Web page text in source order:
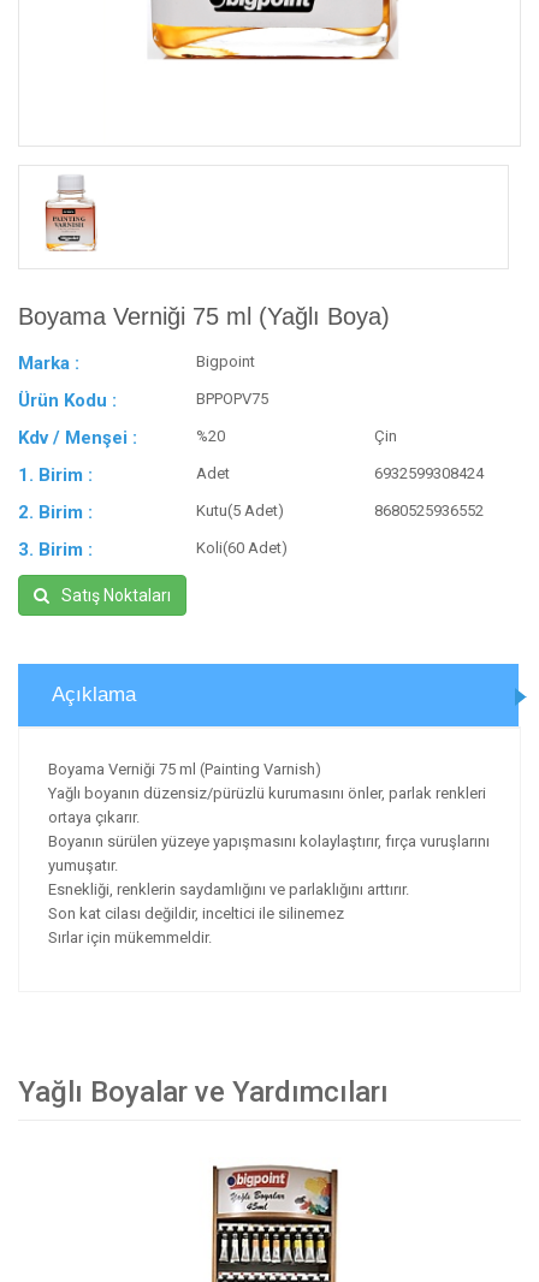
Boyama Verniği 75 ml (Yağlı Boya)
Marka : Bigpoint
Ürün Kodu : BPPOPV75
Kdv / Menşei : %20 Çin
1. Birim : Adet 6932599308424
2. Birim : Kutu(5 Adet) 8680525936552
3. Birim : Koli(60 Adet)
Satış Noktaları
Açıklama
Boyama Verniği 75 ml (Painting Varnish)
Yağlı boyanın düzensiz/pürüzlü kurumasını önler, parlak renkleri
ortaya çıkarır.
Boyanın sürülen yüzeye yapışmasını kolaylaştırır, fırça vuruşlarını
yumuşatır.
Esnekliği, renklerin saydamlığını ve parlaklığını arttırır.
Son kat cilası değildir, inceltici ile silinemez
Sırlar için mükemmeldir.
Yağlı Boyalar ve Yardımcıları